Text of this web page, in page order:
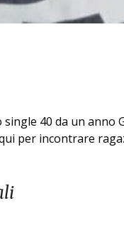
single 40 da un anno
per incontrare